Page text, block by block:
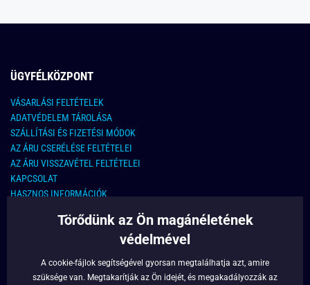
ÜGYFÉLKÖZPONT
VÁSARLÁSI FELTÉTELEK
ADATVÉDELEM TÁROLÁSA
SZÁLLÍTÁSI ÉS FIZETÉSI MÓDOK
AZ ÁRU CSERÉLÉSE FELTÉTELEI
AZ ÁRU VISSZAVÉTEL FELTÉTELEI
KAPCSOLAT
HASZNOS INFORMÁCIÓK
KAPCSOLAT
info@legyferfi.hu
Törődünk az Ön magánéletének
védelmével
A cookie-fájlok segítségével gyorsan megtalálhatja azt, amire
szüksége van. Megtakarítják az Ön idejét, és megakadályozzák az